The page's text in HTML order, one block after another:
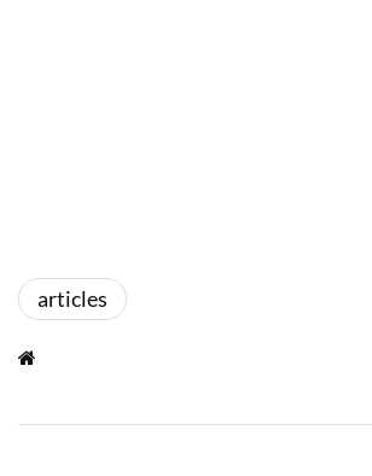
articles